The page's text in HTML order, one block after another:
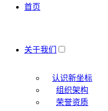
首页
关于我们
认识新坐标
组织架构
荣誉资质